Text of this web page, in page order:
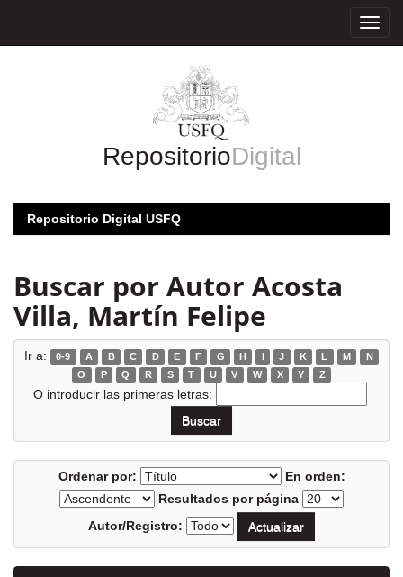
RepositorioDigital
Repositorio Digital USFQ
Buscar por Autor Acosta
Villa, Martín Felipe
Ir a: 0-9 A B C D E F G H I J K L M
N
O
P Q R S T U V W X Y Z
O introducir las primeras letras:
Ordenar por:
En orden:
Resultados por página
Autor/Registro: